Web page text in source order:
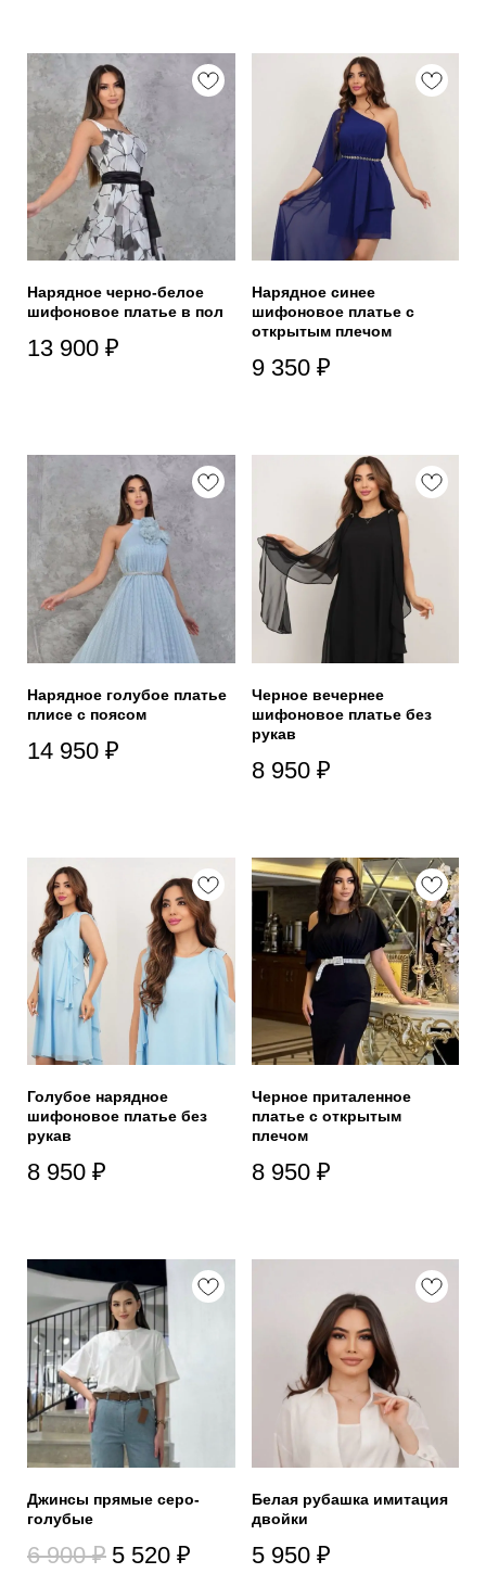
Нарядное черно-белое
шифоновое платье в пол
13 900 ₽
Нарядное синее
шифоновое платье с
открытым плечом
9 350 ₽
Нарядное голубое платье
плисе с поясом
14 950 ₽
Черное вечернее
шифоновое платье без
рукав
8 950 ₽
Голубое нарядное
шифоновое платье без
рукав
8 950 ₽
Черное приталенное
платье с открытым
плечом
8 950 ₽
Джинсы прямые серо-
голубые
6 900₽ 5 520 ₽
Белая рубашка имитация
двойки
5 950 ₽